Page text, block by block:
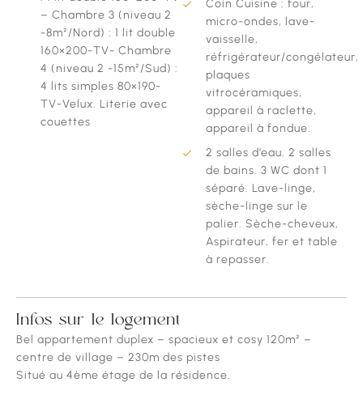
– Chambre 3 (niveau 2
-8m²/Nord) : 1 lit double
160×200-TV- Chambre
4 (niveau 2 -15m²/Sud) :
4 lits simples 80×190-
TV-Velux. Literie avec
couettes
Coin Cuisine : four,
micro-ondes, lave-
vaisselle,
réfrigérateur/congélateur,
plaques
vitrocéramiques,
appareil à raclette,
appareil à fondue.
2 salles d’eau. 2 salles
de bains. 3 WC dont 1
séparé. Lave-linge,
sèche-linge sur le
palier. Sèche-cheveux,
Aspirateur, fer et table
à repasser.
Infos sur le logement
Bel appartement duplex – spacieux et cosy 120m² –
centre de village – 230m des pistes
Situé au 4ème étage de la résidence.